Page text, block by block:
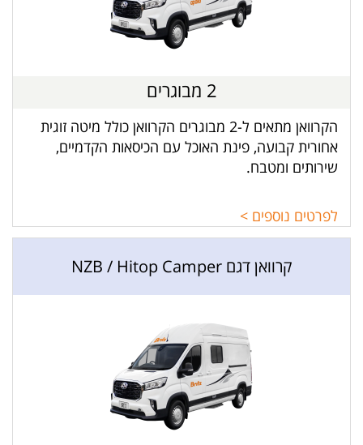
2 מבוגרים
הקרוואן מתאים ל-2 מבוגרים הקרוואן כולל מיטה זוגית
אחורית קבועה, פינת האוכל עם הכיסאות הקדמיים,
שירותים ומטבח.
לפרטים נוספים >
קרוואן דגם NZB / Hitop Camper